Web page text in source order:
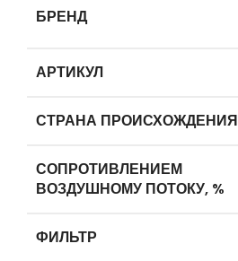
БРЕНД
АРТИКУЛ
СТРАНА ПРОИСХОЖДЕНИЯ
СОПРОТИВЛЕНИЕМ
ВОЗДУШНОМУ ПОТОКУ, %
ФИЛЬТР